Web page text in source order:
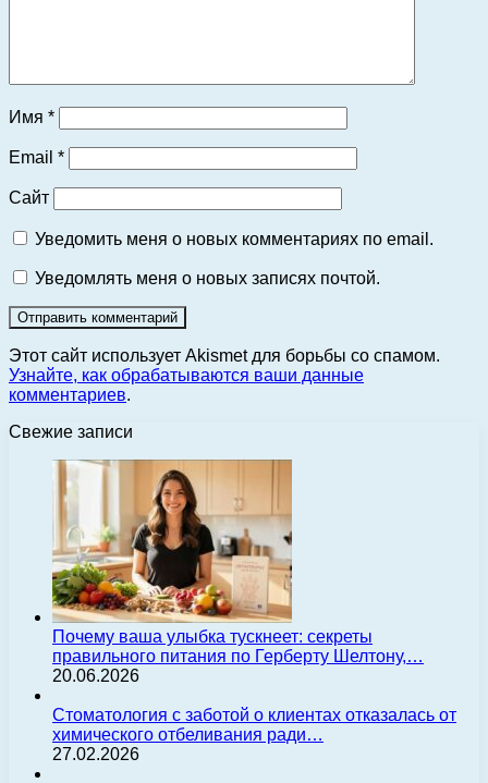
Имя *
Email *
Сайт
Уведомить меня о новых комментариях по email.
Уведомлять меня о новых записях почтой.
Этот сайт использует Akismet для борьбы со спамом.
Узнайте, как обрабатываются ваши данные
комментариев.
Свежие записи
Почему ваша улыбка тускнеет: секреты
правильного питания по Герберту Шелтону,…
20.06.2026
Стоматология с заботой о клиентах отказалась от
химического отбеливания ради…
27.02.2026